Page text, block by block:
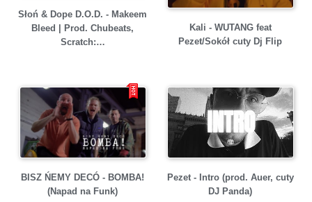
Słoń & Dope D.O.D. - Makeem
Bleed | Prod. Chubeats,
Scratch:…
Kali - WUTANG feat
Pezet/Sokół cuty Dj Flip
BISZ ŃEMY DECÓ - BOMBA!
(Napad na Funk)
Pezet - Intro (prod. Auer, cuty
DJ Panda)